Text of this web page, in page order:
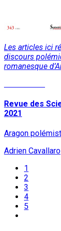
Les articles ici
discours
romanesque
Revue des
2021
Aragon
Adrien Cavallaro
1
2
3
4
5